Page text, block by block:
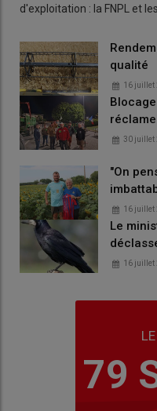
d'exploitation : la FNPL et
qualité
16 juillet
30 juillet
"On
16 juillet
Le
16 juillet
79